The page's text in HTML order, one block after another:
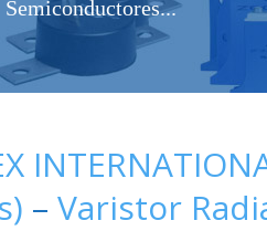
Semiconductores...
– Varistor